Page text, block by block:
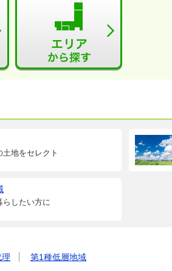
地をセレクト
らしたい方に
第1種低層地域